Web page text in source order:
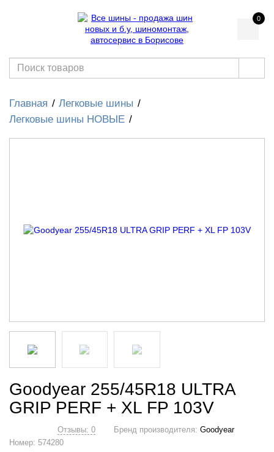
0
Главная
Легковые шины
Легковые шины НОВЫЕ
Goodyear 255/45R18 ULTRA
GRIP PERF + XL FP 103V
Отзывы: 0 Бренд производителя: Goodyear
Номер: 574280